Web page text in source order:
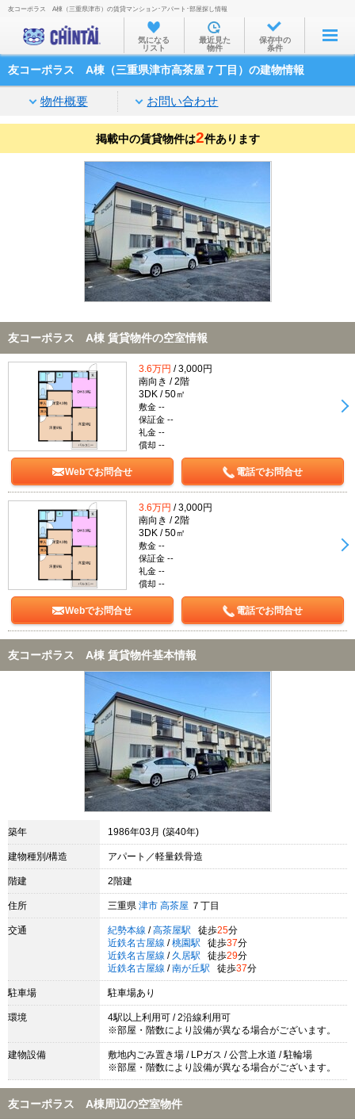
お部屋を探す
沿線・駅から
家賃相場から
通勤通学時間から
不動産会社から
TOP
友コーポラス A棟（三重県津市）の賃貸マンション･アパート･部屋探し情報
気になる
リスト
最近見た
物件
保存中の
条件
友コーポラス A棟（三重県津市高茶屋７丁目）の建物情報
物件概要 お問い合わせ
掲載中の賃貸物件は2件あります
友コーポラス A棟 賃貸物件の空室情報
3.6万円 / 3,000円
南向き / 2階
3DK / 50㎡
敷金 --
保証金 --
礼金 --
償却 --
Webでお問合せ 電話でお問合せ
3.6万円 / 3,000円
南向き / 2階
3DK / 50㎡
敷金 --
保証金 --
礼金 --
償却 --
Webでお問合せ 電話でお問合せ
友コーポラス A棟 賃貸物件基本情報
築年 1986年03月 (築40年)
建物種別/構造 アパート／軽量鉄骨造
階建 2階建
住所 三重県 津市 高茶屋 ７丁目
交通 紀勢本線 / 高茶屋駅 徒歩25分
近鉄名古屋線 / 桃園駅 徒歩37分
近鉄名古屋線 / 久居駅 徒歩29分
近鉄名古屋線 / 南が丘駅 徒歩37分
駐車場 駐車場あり
環境
4駅以上利用可 / 2沿線利用可
※部屋・階数により設備が異なる場合がございます。
建物設備
敷地内ごみ置き場 / LPガス / 公営上水道 / 駐輪場
※部屋・階数により設備が異なる場合がございます。
友コーポラス A棟周辺の空室物件